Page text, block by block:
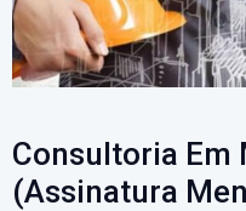
Consultoria Em
(Assinatura